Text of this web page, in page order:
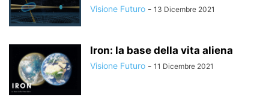
Visione Futuro - 13 Dicembre 2021
Iron: la base della vita aliena
Visione Futuro - 11 Dicembre 2021